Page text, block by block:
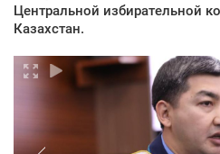
Центральной избирательной
Казахстан.